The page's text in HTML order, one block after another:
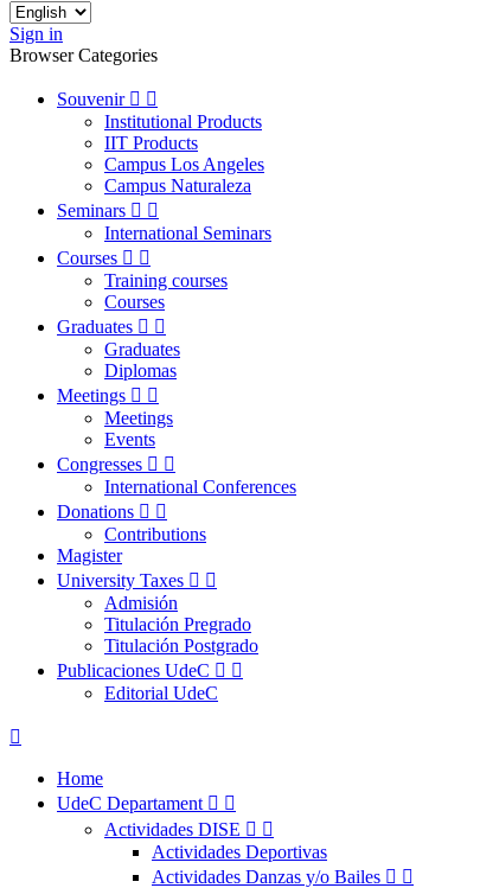
Sign in
Browser Categories
Souvenir  
Institutional Products
IIT Products
Campus Los Angeles
Campus Naturaleza
Seminars  
International Seminars
Courses  
Training courses
Courses
Graduates  
Graduates
Diplomas
Meetings  
Meetings
Events
Congresses  
International Conferences
Donations  
Contributions
Magister
University Taxes  
Admisión
Titulación Pregrado
Titulación Postgrado
Publicaciones UdeC  
Editorial UdeC

Home
UdeC Departament  
Actividades DISE  
Actividades Deportivas
Actividades Danzas y/o Bailes  